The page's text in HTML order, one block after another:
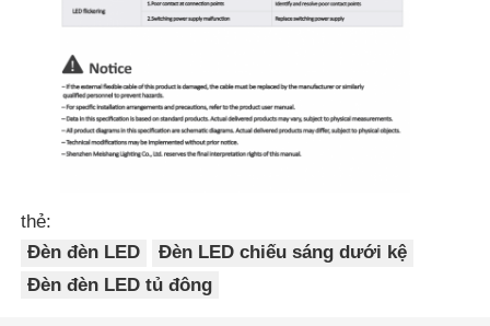
thẻ:
Đèn đèn LED
Đèn LED chiếu sáng dưới kệ
Đèn đèn LED tủ đông